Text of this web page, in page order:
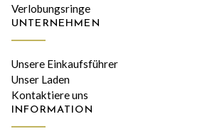
Verlobungsringe
UNTERNEHMEN
Unsere Einkaufsführer
Unser Laden
Kontaktiere uns
INFORMATION